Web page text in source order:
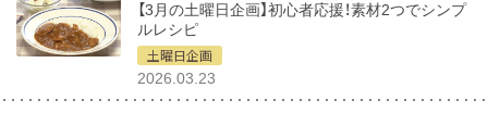
【3月の土曜日企画】初心者応援！素材2つでシンプ
ルレシピ
土曜日企画
2026.03.23